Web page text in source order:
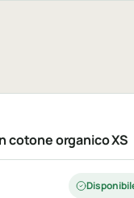
cotone organico XS